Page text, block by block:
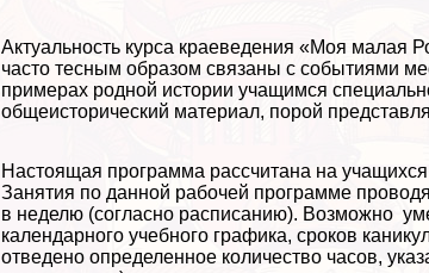
Актуальность курса краеведения «Моя малая
часто тесным образом связаны с событиями
примерах родной истории учащимся
общеисторический материал, порой
Настоящая программа рассчитана на
Занятия по данной рабочей программе
в неделю (согласно расписанию). Возможно
календарного учебного графика, сроков
отведено определенное количество часов,